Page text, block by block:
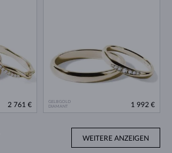
2 761 €
GELBGOLD
DIAMANT
1 992 €
WEITERE ANZEIGEN